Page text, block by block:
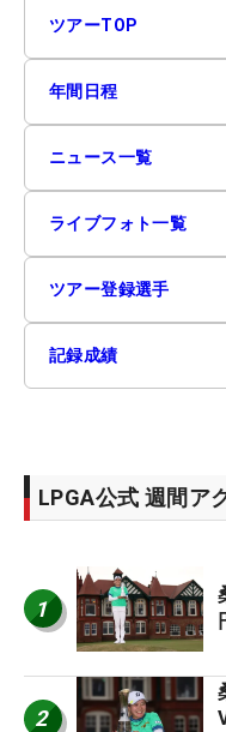
ツアーTOP
年間日程
ニュース一覧
ライブフォト一覧
ツアー登録選手
記録成績
LPGA公式 週間ア
1
2